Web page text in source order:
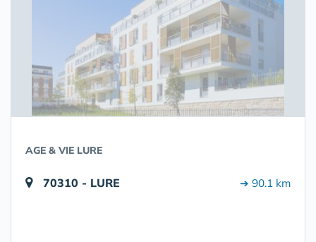
AGE & VIE LURE
70310 - LURE ➔ 90.1 km